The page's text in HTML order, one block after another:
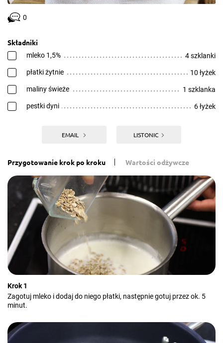
0
Składniki
mleko 1,5% 4 szklanki
płatki żytnie 10 łyżek
maliny świeże 1 szklanka
pestki dyni 6 łyżek
EMAIL LISTONIC
Przygotowanie krok po kroku Wartości odżywcze
Krok 1
Zagotuj mleko i dodaj do niego płatki, następnie gotuj przez ok. 5
minut.